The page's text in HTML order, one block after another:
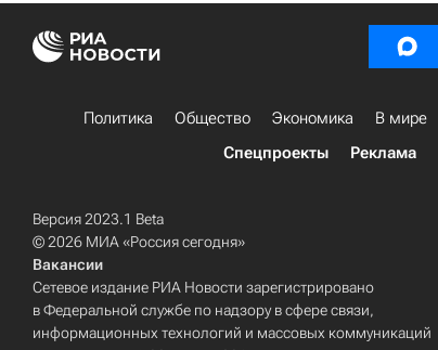
Политика Общество Экономика В мире
Спецпроекты
Реклама
Версия 2023.1 Beta
© 2026 МИА «Россия сегодня»
Вакансии
Сетевое издание РИА Новости зарегистрировано
в Федеральной службе по надзору в сфере связи,
информационных технологий и массовых коммуникаций